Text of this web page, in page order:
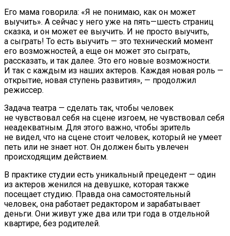
Его мама говорила: «Я не понимаю, как он может
выучить». А сейчас у него уже на пять—шесть страниц
сказка, и он может ее выучить. И не просто выучить,
а сыграть! То есть выучить — это технический момент
его возможностей, а еще он может это сыграть,
рассказать, и так далее. Это его новые возможности.
И так с каждым из наших актеров. Каждая новая роль —
открытие, новая ступень развития», — продолжил
режиссер.
Задача театра — сделать так, чтобы человек
не чувствовал себя на сцене изгоем, не чувствовал себя
неадекватным. Для этого важно, чтобы зритель
не видел, что на сцене стоит человек, который не умеет
петь или не знает нот. Он должен быть увлечен
происходящим действием.
В практике студии есть уникальный прецедент — один
из актеров женился на девушке, которая также
посещает студию. Правда она самостоятельный
человек, она работает редактором и зарабатывает
деньги. Они живут уже два или три года в отдельной
квартире, без родителей.